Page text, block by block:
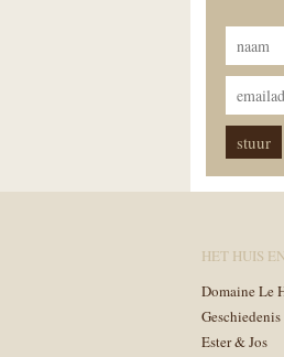
HET HUIS
Domaine Le
Geschiedenis
Ester & Jos